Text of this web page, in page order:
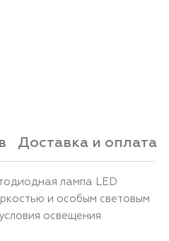
Доставка и оплата
лампа LED
и особым световым
освещения